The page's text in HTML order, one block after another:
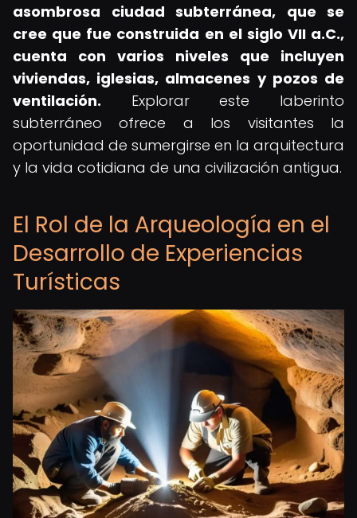
asombrosa ciudad subterránea, que se
cree que fue construida en el siglo VII a.C.,
cuenta con varios niveles que incluyen
viviendas, iglesias, almacenes y pozos de
ventilación. Explorar este laberinto
subterráneo ofrece a los visitantes la
oportunidad de sumergirse en la arquitectura
y la vida cotidiana de una civilización antigua.
El Rol de la Arqueología en el
Desarrollo de Experiencias
Turísticas